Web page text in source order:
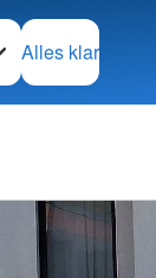
Alles klar